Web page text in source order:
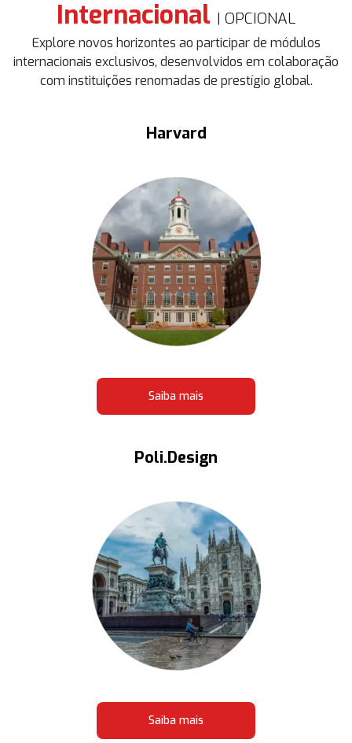
Internacional | OPCIONAL
Explore novos horizontes ao participar de módulos
internacionais exclusivos, desenvolvidos em colaboração
com instituições renomadas de prestígio global.
Harvard
Saiba mais
Poli.Design
Saiba mais